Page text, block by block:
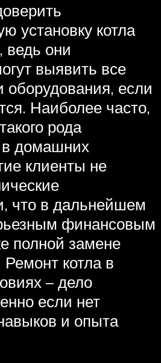
установку котла
ведь они
выявить все
оборудования, если
Наиболее часто,
рода
в домашних
клиенты не
что в дальнейшем
финансовым
полной замене
котла в
– дело
если нет
и опыта